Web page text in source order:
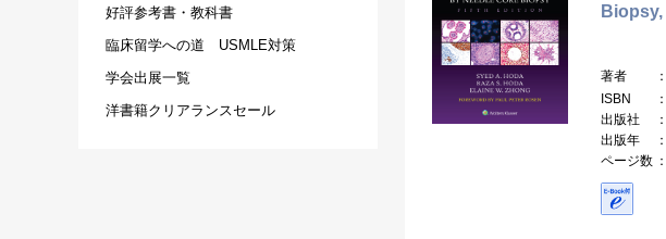
著者
ISBN
出版社
出版年
ページ数
好評参考書・教科書
臨床留学への道 USMLE対策
学会出展一覧
洋書籍クリアランスセール